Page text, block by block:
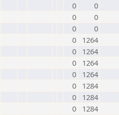
0
0
0
0
0
0
0
1264
0
1264
0
1264
0
1264
0
1284
0
1284
0
1284